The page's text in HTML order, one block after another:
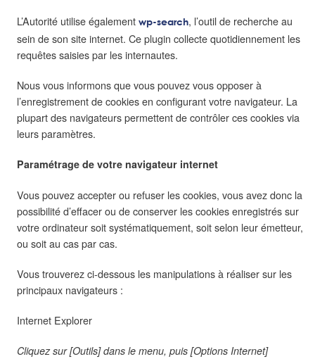
L’Autorité utilise également wp-search, l’outil de recherche au
sein de son site internet. Ce plugin collecte quotidiennement les
requêtes saisies par les internautes.
Nous vous informons que vous pouvez vous opposer à
l’enregistrement de cookies en configurant votre navigateur. La
plupart des navigateurs permettent de contrôler ces cookies via
leurs paramètres.
Paramétrage de votre navigateur internet
Vous pouvez accepter ou refuser les cookies, vous avez donc la
possibilité d’effacer ou de conserver les cookies enregistrés sur
votre ordinateur soit systématiquement, soit selon leur émetteur,
ou soit au cas par cas.
Vous trouverez ci-dessous les manipulations à réaliser sur les
principaux navigateurs :
Internet Explorer
Cliquez sur [Outils] dans le menu, puis [Options Internet]